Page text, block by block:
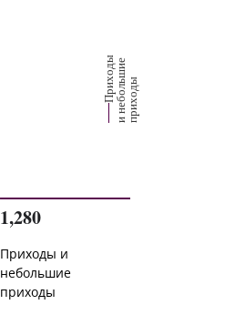
П
р
их
о
д
ы
и
н
е
б
о
ль
ш
ие
п
р
и
х
о
ды
1,280
Приходы и
небольшие
приходы